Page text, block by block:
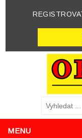
MENU